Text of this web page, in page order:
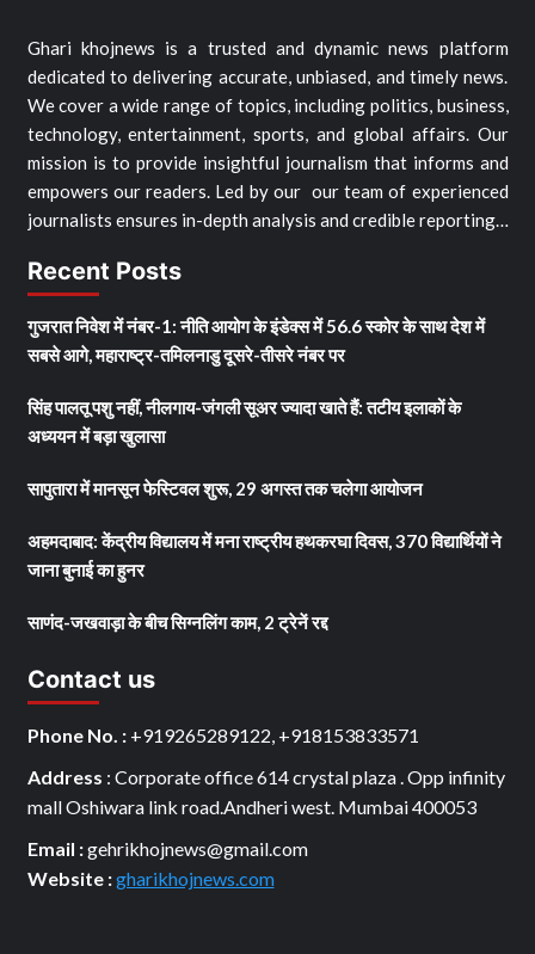
Ghari khojnews is a trusted and dynamic news platform
dedicated to delivering accurate, unbiased, and timely news.
We cover a wide range of topics, including politics, business,
technology, entertainment, sports, and global affairs. Our
mission is to provide insightful journalism that informs and
empowers our readers. Led by our our team of experienced
journalists ensures in-depth analysis and credible reporting…
Recent Posts
गुजरात निवेश में नंबर-1: नीति आयोग के इंडेक्स में 56.6 स्कोर के साथ देश में
सबसे आगे, महाराष्ट्र-तमिलनाडु दूसरे-तीसरे नंबर पर
सिंह पालतू पशु नहीं, नीलगाय-जंगली सूअर ज्यादा खाते हैं: तटीय इलाकों के
अध्ययन में बड़ा खुलासा
सापुतारा में मानसून फेस्टिवल शुरू, 29 अगस्त तक चलेगा आयोजन
अहमदाबाद: केंद्रीय विद्यालय में मना राष्ट्रीय हथकरघा दिवस, 370 विद्यार्थियों ने
जाना बुनाई का हुनर
साणंद-जखवाड़ा के बीच सिग्नलिंग काम, 2 ट्रेनें रद्द
Contact us
Phone No. : +919265289122, +918153833571
Address : Corporate office 614 crystal plaza . Opp infinity
mall Oshiwara link road.Andheri west. Mumbai 400053
Email :gehrikhojnews@gmail.com
Website :gharikhojnews.com